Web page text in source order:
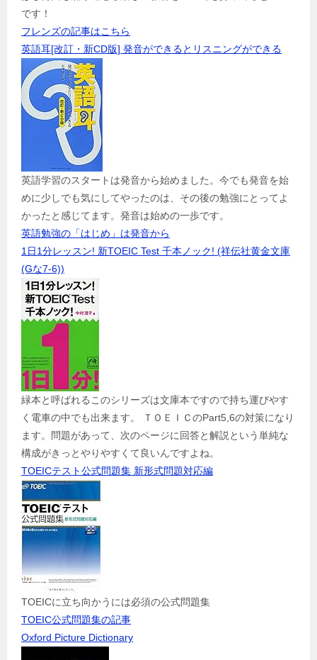
です！
フレンズの記事はこちら
英語耳[改訂・新CD版] 発音ができるとリスニングができる
英語学習のスタートは発音から始めました。今でも発音を始
めに少しでも気にしてやったのは、その後の勉強にとってよ
かったと感じてます。発音は始めの一歩です。
英語勉強の「はじめ」は発音から
1日1分レッスン! 新TOEIC Test 千本ノック! (祥伝社黄金文庫
(Gな7-6))
緑本と呼ばれるこのシリーズは文庫本ですので持ち運びやす
く電車の中でも出来ます。 ＴＯＥＩＣのPart5,6の対策になり
ます。問題があって、次のページに回答と解説という単純な
構成がきっとやりやすくて良いんですよね。
TOEICテスト公式問題集 新形式問題対応編
TOEICに立ち向かうには必須の公式問題集
TOEIC公式問題集の記事
Oxford Picture Dictionary